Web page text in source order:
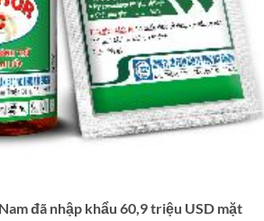
đã nhập khẩu 60,9 triệu USD mặt